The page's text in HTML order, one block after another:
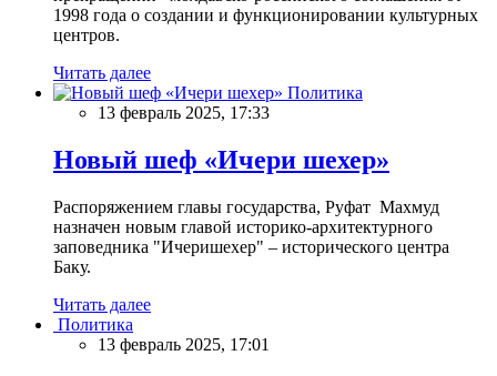
1998 года о создании и функционировании культурных
центров.
Читать далее
Политика
13 февраль 2025, 17:33
Новый шеф «Ичери шехер»
Распоряжением главы государства, Руфат Махмуд
назначен новым главой историко-архитектурного
заповедника "Ичеришехер" – исторического центра
Баку.
Читать далее
Политика
13 февраль 2025, 17:01